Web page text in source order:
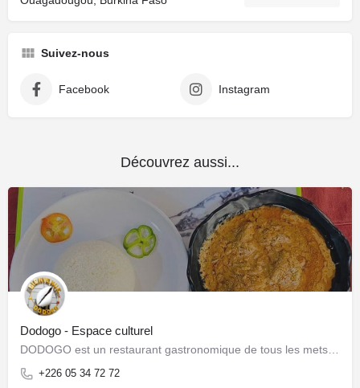
Suivez-nous
Facebook Instagram
Découvrez aussi...
Dodogo - Espace culturel
+226 05 34 72 72